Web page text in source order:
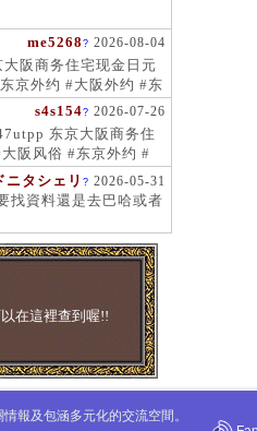
me5268 ? 2026-08-04
阪商务住宅现金日元
京外约 #大阪外约 #东
女孩 #大阪女孩 #日
s4s154? 2026-07-26
东京大阪商务住
阪风俗 #东京外约 #
舞伎町 #心斋桥风俗
ニタシェリ ? 2026-05-31
找資料還是去巴哈或者
在這裡查到喔!!
報及包涵多元化的交流空間。